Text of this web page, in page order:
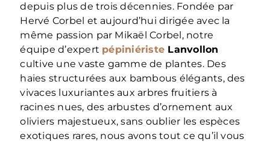
depuis plus de trois décennies. Fondée par
Hervé Corbel et aujourd’hui dirigée avec la
même passion par Mikaël Corbel, notre
équipe d’expert pépiniériste Lanvollon
cultive une vaste gamme de plantes. Des
haies structurées aux bambous élégants, des
vivaces luxuriantes aux arbres fruitiers à
racines nues, des arbustes d’ornement aux
oliviers majestueux, sans oublier les espèces
exotiques rares, nous avons tout ce qu’il vous